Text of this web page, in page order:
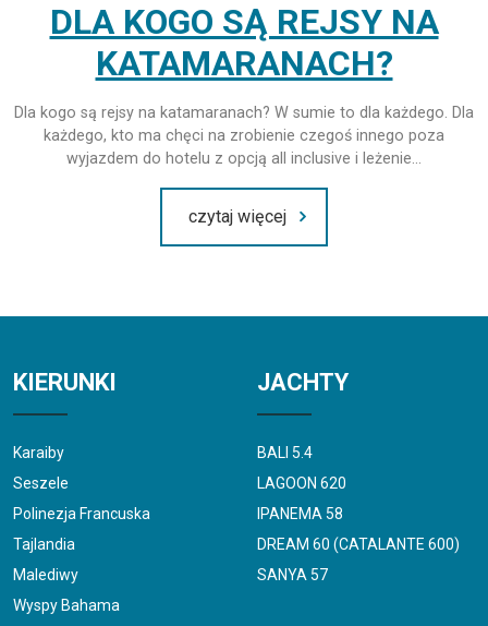
DLA KOGO SĄ REJSY NA
KATAMARANACH?
Dla kogo są rejsy na katamaranach? W sumie to dla każdego. Dla
każdego, kto ma chęci na zrobienie czegoś innego poza
wyjazdem do hotelu z opcją all inclusive i leżenie…
czytaj więcej
KIERUNKI
Karaiby
Seszele
Polinezja Francuska
Tajlandia
Malediwy
Wyspy Bahama
JACHTY
BALI 5.4
LAGOON 620
IPANEMA 58
DREAM 60 (CATALANTE 600)
SANYA 57